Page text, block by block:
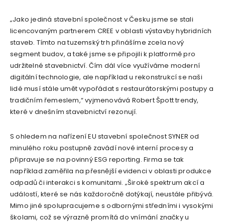
„Jako jediná stavební společnost v Česku jsme se stali
licencovaným partnerem CREE v oblasti výstavby hybridních
staveb. Tímto na tuzemský trh přinášíme zcela nový
segment budov, a také jsme se připojili k platformě pro
udržitelné stavebnictví. Čím dál více využíváme moderní
digitální technologie, ale například u rekonstrukcí se naši
lidé musí stále umět vypořádat s restaurátorskými postupy a
tradičním řemeslem,“ vyjmenovává Robert Špott trendy,
které v dnešním stavebnictví rezonují.
S ohledem na nařízení EU stavební společnost SYNER od
minulého roku postupně zavádí nové interní procesy a
připravuje se na povinný ESG reporting. Firma se tak
například zaměřila na přesnější evidenci v oblasti produkce
odpadů či interakci s komunitami. „Široké spektrum akcí a
událostí, které se nás každoročně dotýkají, neustále přibývá.
Mimo jiné spolupracujeme s odbornými středními i vysokými
školami, což se výrazně promítá do vnímání značky u